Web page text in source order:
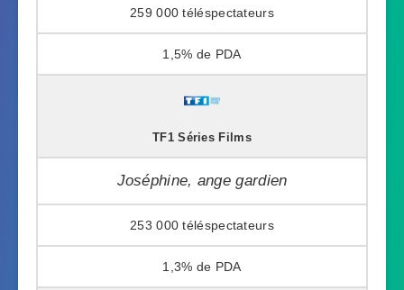
259 000
1,5%
TF1 Séries Films
Joséphine, ange gardien
253 000
1,3%